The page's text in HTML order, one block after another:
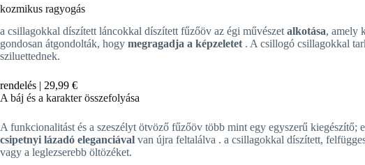
kozmikus ragyogás
a csillagokkal díszített láncokkal díszített fűzőöv az égi művészet alkotása, amely
gondosan átgondolták, hogy megragadja a képzeletet . A csillogó csillagokkal
sziluettednek.
rendelés | 29,99 €
A báj és a karakter összefolyása
A funkcionalitást és a szeszélyt ötvöző fűzőöv több mint egy egyszerű kiegészítő;
csipetnyi lázadó eleganciával van újra feltalálva . a csillagokkal díszített,
vagy a leglezserebb öltözéket.